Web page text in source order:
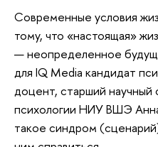
Современные условия
тому, что «настоящая»
— неопределенное
для IQ Media кандидат
доцент, старший
психологии НИУ ВШЭ
такое синдром